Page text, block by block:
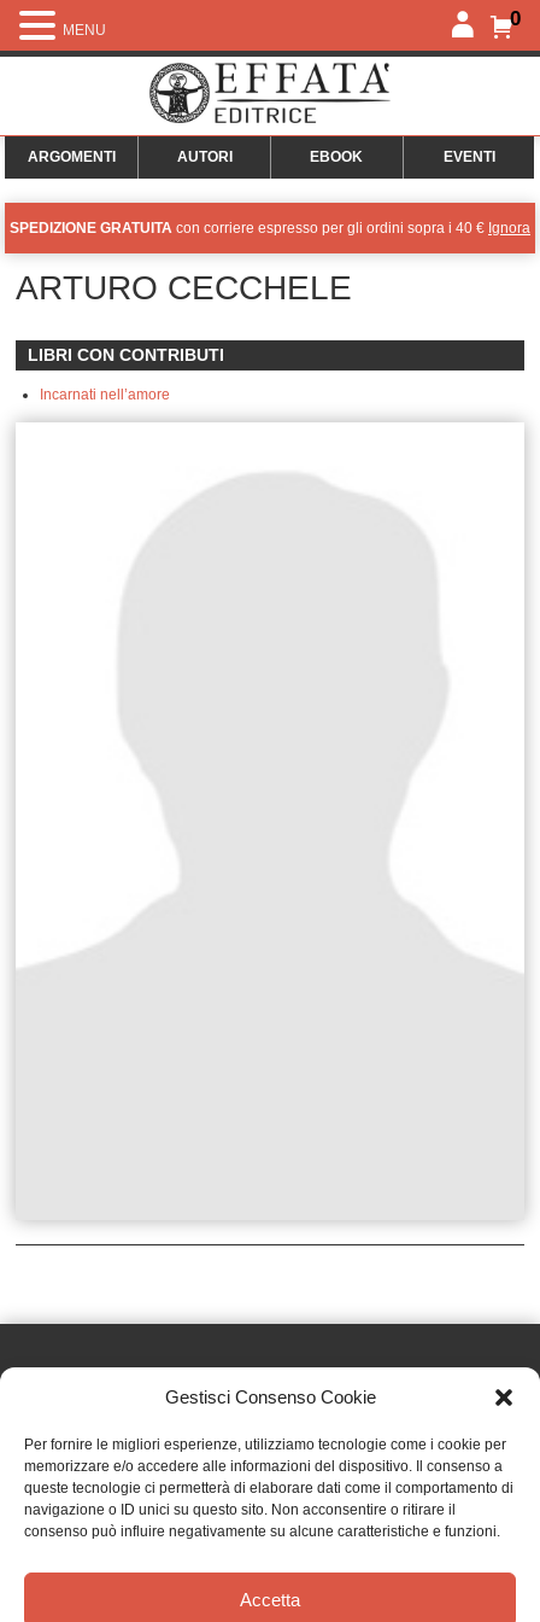
Gestisci Consenso Cookie
Per fornire le migliori esperienze, utilizziamo tecnologie come i cookie per
memorizzare e/o accedere alle informazioni del dispositivo. Il consenso a
queste tecnologie ci permetterà di elaborare dati come il comportamento di
navigazione o ID unici su questo sito. Non acconsentire o ritirare il
consenso può influire negativamente su alcune caratteristiche e funzioni.
Accetta
0
ARGOMENTI AUTORI EBOOK EVENTI
SPEDIZIONE GRATUITA con corriere espresso per gli ordini sopra i 40 € Ignora
ARTURO CECCHELE
LIBRI CON CONTRIBUTI
Incarnati nell’amore
Effatà Editrice di Pellegrino Paolo SAS
C.F. e P.IVA 09655250018
Via Tre Denti, 1 - 10060 Cantalupa (TO)
Telefono: (+39) 0121 353452 - Fax: (+39) 0121 353839
MENU